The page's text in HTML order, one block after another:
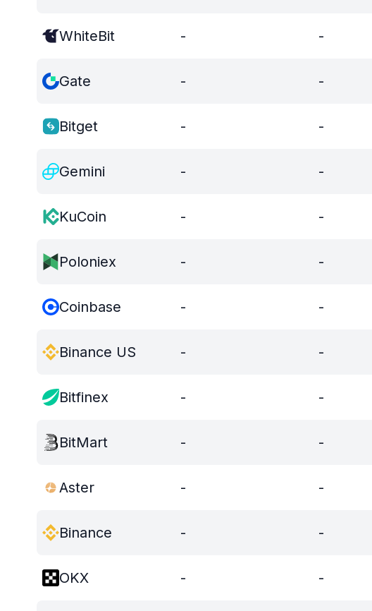
WhiteBit - -
Gate - -
Bitget - -
Gemini - -
KuCoin - -
Poloniex - -
Coinbase - -
Binance US - -
Bitfinex - -
BitMart - -
Aster - -
Binance - -
OKX - -